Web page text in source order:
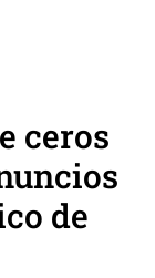
ceros
de